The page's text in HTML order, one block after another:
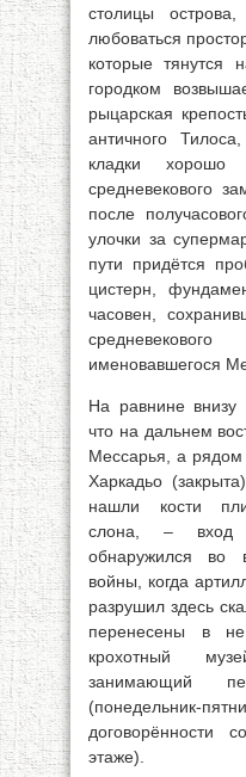
столицы
любоваться
которые тянутся
городком
рыцарская
античного
кладки хорошо
средневекового
после
улочки за
пути придётся
цистерн,
часовен,
именовавшегося
На равнине внизу
что на дальнем
Мессарья, а
Харкадьо
нашли кости
слона, – вход
обнаружился во
войны, когда
разрушил здесь
перенесены в
крохотный
занимающий
(понедельник-
договорённости
этаже).